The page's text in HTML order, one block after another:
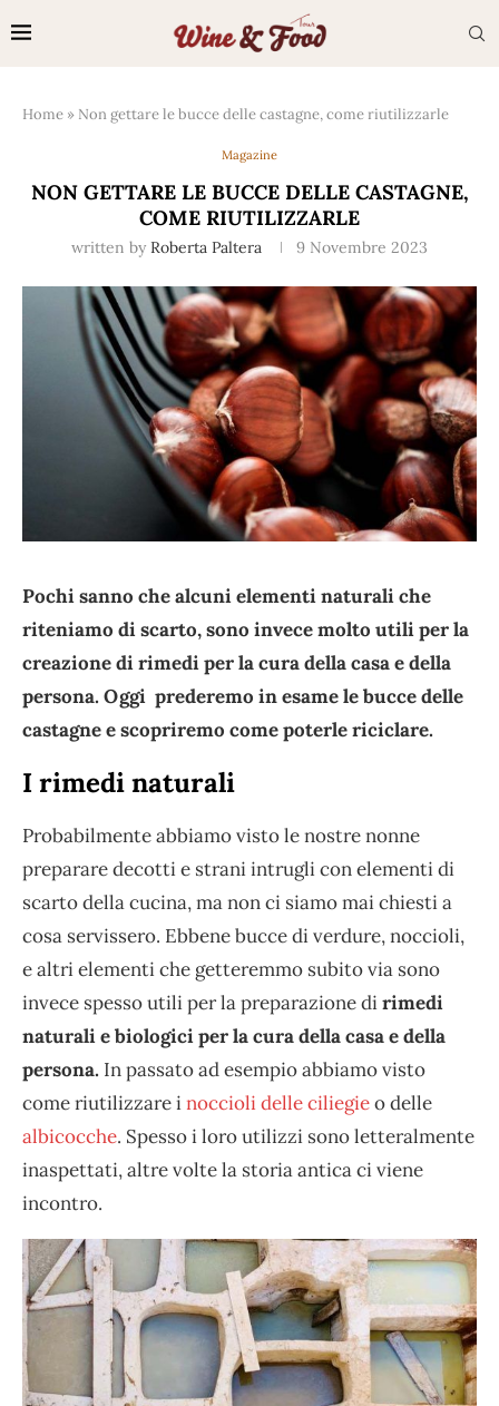
Home » Non gettare le bucce delle castagne, come riutilizzarle
Magazine
NON GETTARE LE BUCCE DELLE CASTAGNE,
COME RIUTILIZZARLE
written by Roberta Paltera 9 Novembre 2023
Pochi sanno che alcuni elementi naturali che
riteniamo di scarto, sono invece molto utili per la
creazione di rimedi per la cura della casa e della
persona. Oggi prederemo in esame le bucce delle
castagne e scopriremo come poterle riciclare.
I rimedi naturali
Probabilmente abbiamo visto le nostre nonne
preparare decotti e strani intrugli con elementi di
scarto della cucina, ma non ci siamo mai chiesti a
cosa servissero. Ebbene bucce di verdure, noccioli,
e altri elementi che getteremmo subito via sono
invece spesso utili per la preparazione dirimedi
naturali e biologici per la cura della casa e della
persona. In passato ad esempio abbiamo visto
come riutilizzare inoccioli delle ciliegieo delle
albicocche. Spesso i loro utilizzi sono letteralmente
inaspettati, altre volte la storia antica ci viene
incontro.